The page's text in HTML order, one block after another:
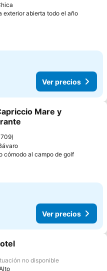
exterior abierta todo el añoVer
Ver precios
a favoritos
Mare y
709
cómodo al campo de golfVer
Ver precios
a favoritos
no disponible